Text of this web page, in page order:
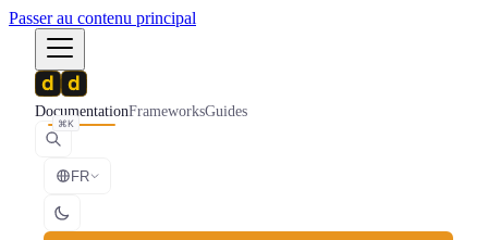
Passer au contenu principal
DocumentationFrameworksGuides
⌘K
FR